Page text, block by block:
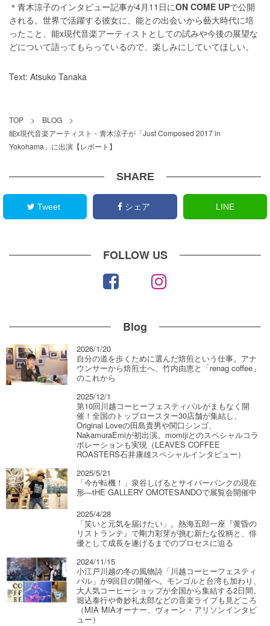
＊青木涼子のインタビュー記事が4月11日にON COME UPで公開
される。世界で活躍する彼女に、能との出会いから藝大時代に培
ったこと、能x現代音楽アーティストとしての試みや今後の展望な
どについて語ってもらっているので、楽しみにしていてほしい。
Text: Atsuko Tanaka
TOP > BLOG >
能x現代音楽アーティスト・青木涼子が「Just Composed 2017 in
Yokohama」に出演【レポート】
SHARE
Tweet シェア LINE
FOLLOW US
Blog
2026/1/20
自分の道を歩くために選んだ焙煎という仕事。アナ
ウンサーから焙煎士へ、竹内由恵と「renag coffee」
のこれから
2025/12/1
第10回川越コーヒーフェスティバルがまもなく開
催！全国のトップロースター30店舗が集結し、
Original Loveの田島貴男や関口シンゴ、
NakamuraEmiが初出演。momijiとのスペシャルコラ
ボレーションも実現（LEAVES COFFEE
ROASTERS石井康雄スペシャルインタビュー）
2025/5/21
「今が転機！」泉谷しげるとサイバーパンクの現在
形―tHE GALLERY OMOTESANDOで展覧会開催中
2025/4/28
「笑いと元気を届けたい」。熱海五郎一座『黄昏の
リストランテ』で剛力彩芽が挑む新たな役柄と、俳
優として成長を遂げるまでのプロセスに迫る
2024/11/15
小江戸川越の冬の風物詩「川越コーヒーフェスティ
バル」が9回目の開催へ。モンゴルと台湾も加わり、
大人気コーヒーショップが全国から集結する2日間。
堀込泰行や奇妙礼太郎などの音楽ライブも見どころ
（MIA MIAオーナー、ヴォーン・アリソンインタビ
ュー）